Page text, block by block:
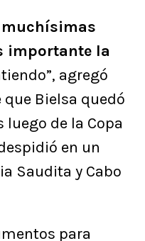
importante la
agregó
Bielsa quedó
de la Copa
en un
Saudita y Cabo
para